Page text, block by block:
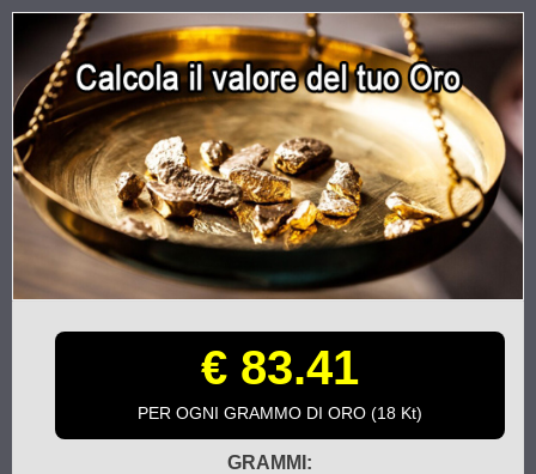
€ 83.41
PER OGNI GRAMMO DI ORO (18 Kt)
GRAMMI: